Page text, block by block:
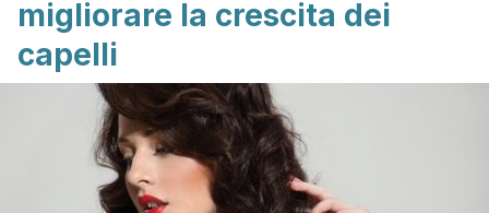
migliorare la crescita dei
capelli